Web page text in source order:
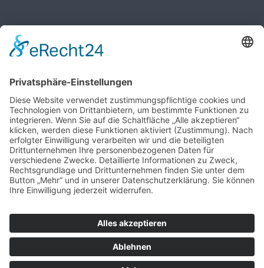
Öffnungszeiten des Pfarrbüros
MO, MI, FR: 8:30 Uhr - 10:30 Uhr
Wir benötigen Ihre Zustimmung, um
den Google Maps-Service zu laden!
Wir verwenden einen Service eines
Drittanbieters, um Karteninhalte einzubetten.
und stimmen Sie der Nutzung des Service zu,
um diese Karte anzuzeigen.
MEHR
INFORMATIONEN